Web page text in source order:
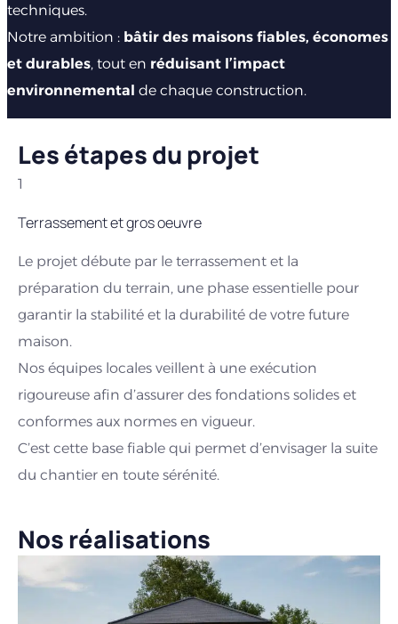
techniques.
Notre ambition : bâtir des maisons fiables, économes
et durables, tout en réduisant l’impact
environnemental de chaque construction.
Les étapes du projet
1
Terrassement et gros oeuvre
Le projet débute par le terrassement et la
préparation du terrain, une phase essentielle pour
garantir la stabilité et la durabilité de votre future
maison.
Nos équipes locales veillent à une exécution
rigoureuse afin d’assurer des fondations solides et
conformes aux normes en vigueur.
C’est cette base fiable qui permet d’envisager la suite
du chantier en toute sérénité.
Nos réalisations